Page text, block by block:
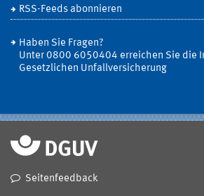
RSS-Feeds abonnieren
Haben Sie Fragen?
Unter 0800 6050404 erreichen Sie die
Gesetzlichen Unfallversicherung
Seitenfeedback